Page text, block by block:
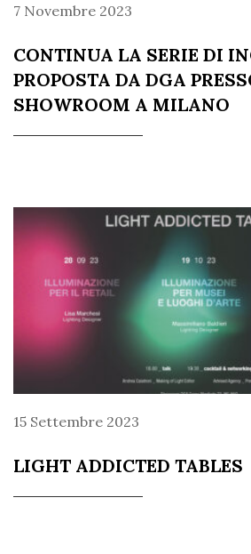
7 Novembre 2023
CONTINUA LA SERIE DI
PROPOSTA DA DGA
SHOWROOM A MILANO
15 Settembre 2023
LIGHT ADDICTED TABLES